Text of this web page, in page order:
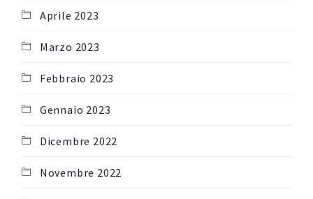
Aprile 2023
Marzo 2023
Febbraio 2023
Gennaio 2023
Dicembre 2022
Novembre 2022